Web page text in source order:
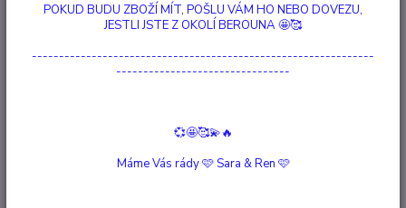
Ohodnotit produkt
POKUD BUDU ZBOŽÍ MÍT, POŠLU VÁM HO NEBO DOVEZU,
JESTLI JSTE Z OKOLÍ BEROUNA 🤩🥰
---------------------------------------------------------------
--------------------------------
💞🤩🥰💫🔥
Máme Vás rády 🩷 Sara & Ren 🩷